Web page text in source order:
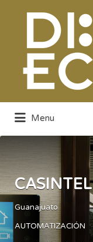
Electrónica
Buscar
Menu
CASINTEL
Guanajuato
AUTOMATIZACIÓN